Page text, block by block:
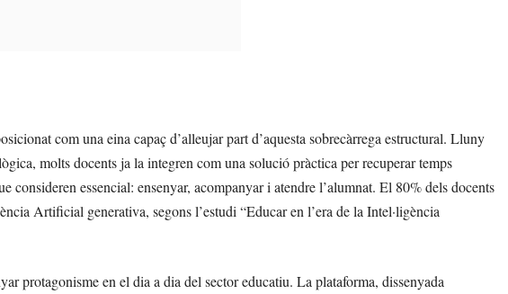
com una eina capaç d’alleujar part d’aquesta sobrecàrrega estructural. Lluny
molts docents ja la integren com una solució pràctica per recuperar temps
consideren essencial: ensenyar, acompanyar i atendre l’alumnat. El 80% dels docents
Artificial generativa, segons l’estudi “Educar en l’era de la Intel·ligència
protagonisme en el dia a dia del sector educatiu. La plataforma, dissenyada